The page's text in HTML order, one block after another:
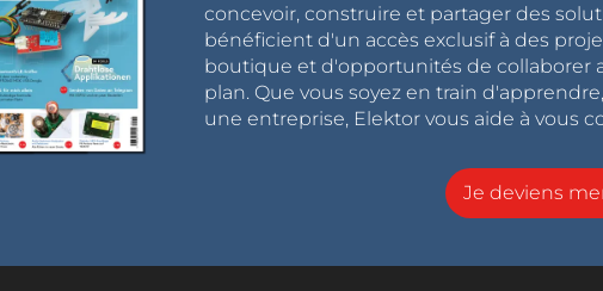
concevoir, construire et partager des
bénéficient d'un accès exclusif à des
boutique et d'opportunités de collaborer
plan. Que vous soyez en train
une entreprise, Elektor vous aide à vous
Je deviens